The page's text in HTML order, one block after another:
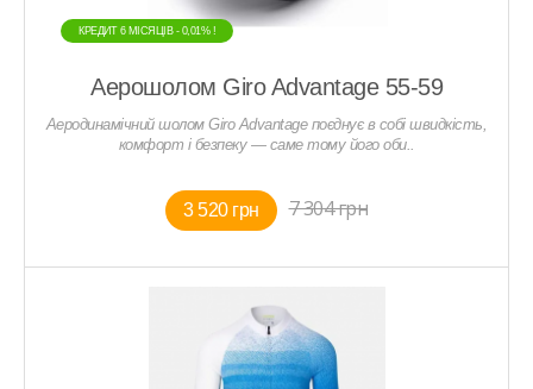
КРЕДИТ 6 МIСЯЦIВ - 0,01% !
Аерошолом Giro Advantage 55-59
Аеродинамічний шолом Giro Advantage поєднує в собі швидкість,
комфорт і безпеку — саме тому його оби..
3 520 грн 7 304 грн